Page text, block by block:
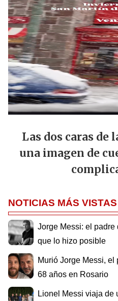
Las dos caras de
una imagen de
NOTICIAS MÁS VISTAS
Jorge Messi: el
que lo hizo posible
Murió Jorge Messi,
68 años en Rosario
Lionel Messi viaja de